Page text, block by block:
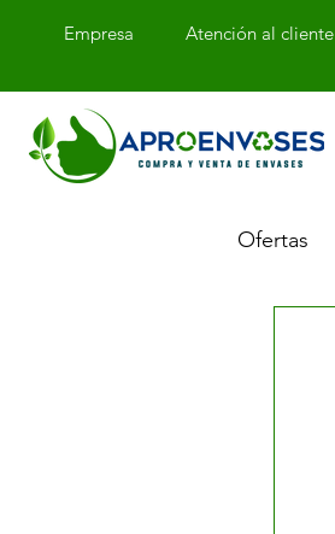
Empresa Atención al cliente
Ofertas